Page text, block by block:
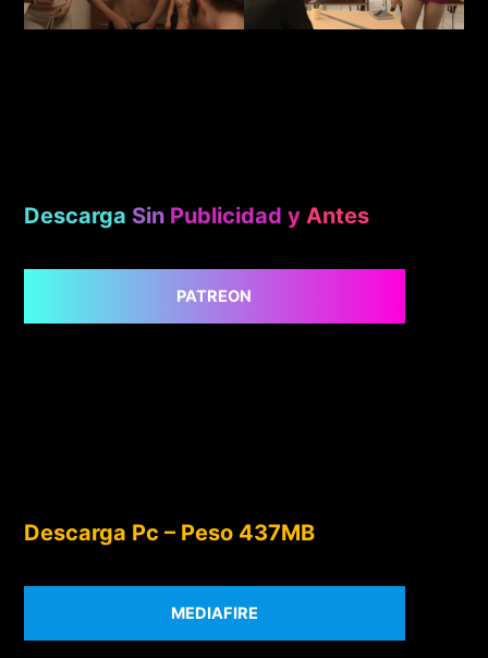
Descarga Sin Publicidad y Antes
PATREON
Descarga Pc – Peso 437MB
MEDIAFIRE